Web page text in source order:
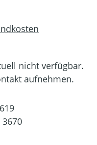
nicht verfügbar.
aufnehmen.
3670